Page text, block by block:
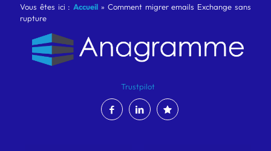
Vous êtes ici :Accueil » Comment migrer emails Exchange sans
rupture
Trustpilot